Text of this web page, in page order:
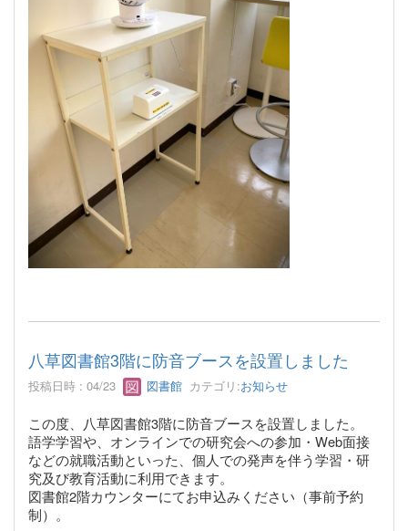
八草図書館3階に防音ブースを設置しました
投稿日時 : 04/23 図書館 カテゴリ:お知らせ
この度、八草図書館3階に防音ブースを設置しました。
語学学習や、オンラインでの研究会への参加・Web面接
などの就職活動といった、個人での発声を伴う学習・研
究及び教育活動に利用できます。
図書館2階カウンターにてお申込みください（事前予約
制）。